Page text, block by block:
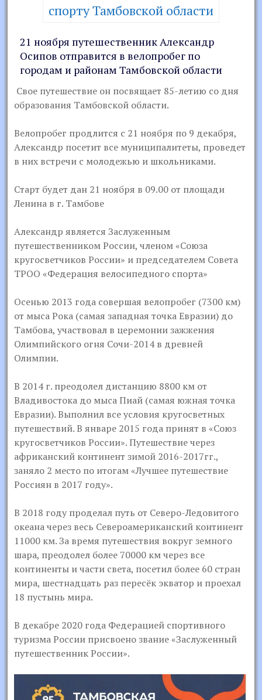
спорту Тамбовской области
21 ноября путешественник Александр
Осипов отправится в велопробег по
городам и районам Тамбовской области
Свое путешествие он посвящает 85-летию со дня
образования Тамбовской области.
Велопробег продлится с 21 ноября по 9 декабря,
Александр посетит все муниципалитеты, проведет
в них встречи с молодежью и школьниками.
Старт будет дан 21 ноября в 09.00 от площади
Ленина в г. Тамбове
Александр является Заслуженным
путешественником России, членом «Союза
кругосветчиков России» и председателем Совета
ТРОО «Федерация велосипедного спорта»
Осенью 2013 года совершая велопробег (7300 км)
от мыса Рока (самая западная точка Евразии) до
Тамбова, участвовал в церемонии зажжения
Олимпийского огня Сочи-2014 в древней
Олимпии.
В 2014 г. преодолел дистанцию 8800 км от
Владивостока до мыса Пиай (самая южная точка
Евразии). Выполнил все условия кругосветных
путешествий. В январе 2015 года принят в «Союз
кругосветчиков России». Путешествие через
африканский континент зимой 2016-2017гг.,
заняло 2 место по итогам «Лучшее путешествие
Россиян в 2017 году».
В 2018 году проделал путь от Северо-Ледовитого
океана через весь Североамериканский континент
11000 км. За время путешествия вокруг земного
шара, преодолел более 70000 км через все
континенты и части света, посетил более 60 стран
мира, шестнадцать раз пересёк экватор и проехал
18 пустынь мира.
В декабре 2020 года Федерацией спортивного
туризма России присвоено звание «Заслуженный
путешественник России».